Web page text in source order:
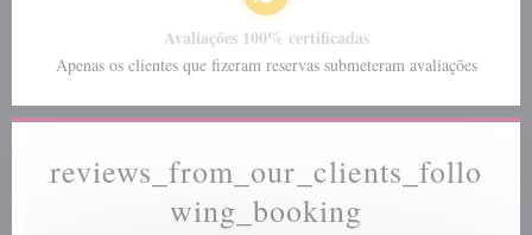
reviews_from_our_clients_follo
wing_booking
Avaliações 100% certificadas
Apenas os clientes que fizeram reservas submeteram avaliações